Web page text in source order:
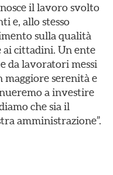
il lavoro svolto
e, allo stesso
sulla qualità
ai cittadini. Un ente
da lavoratori messi
maggiore serenità e
a investire
che sia il
amministrazione”.